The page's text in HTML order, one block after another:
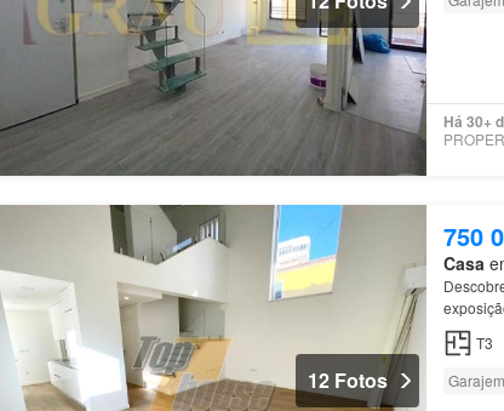
Há 30+
12 Fotos
750
Casa
águas
T3
Garajem